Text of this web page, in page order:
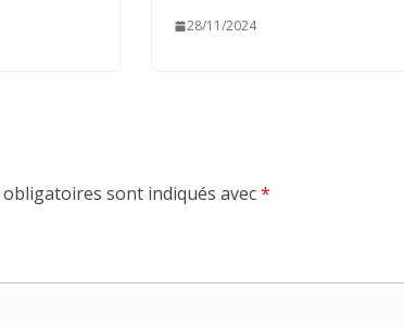
28/11/2024
obligatoires sont indiqués avec*